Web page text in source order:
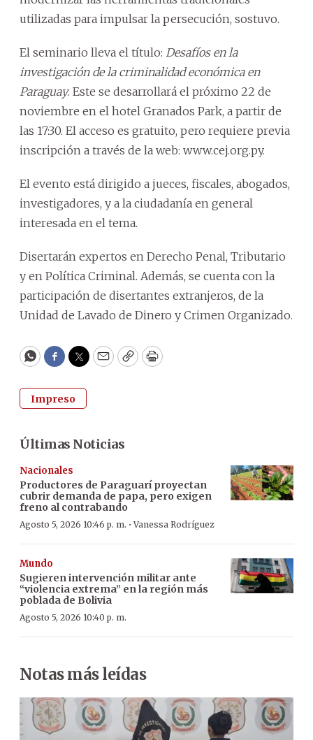
utilizadas para impulsar la persecución, sostuvo.
El seminario lleva el título: Desafíos en la
investigación de la criminalidad económica en
Paraguay. Este se desarrollará el próximo 22 de
noviembre en el hotel Granados Park, a partir de
las 17:30. El acceso es gratuito, pero requiere previa
inscripción a través de la web: www.cej.org.py.
El evento está dirigido a jueces, fiscales, abogados,
investigadores, y a la ciudadanía en general
interesada en el tema.
Disertarán expertos en Derecho Penal, Tributario
y en Política Criminal. Además, se cuenta con la
participación de disertantes extranjeros, de la
Unidad de Lavado de Dinero y Crimen Organizado.
WhatsApp
Facebook
Twitter
EmailCopyPrint
Impreso
Últimas Noticias
Nacionales
Productores de Paraguarí proyectan
cubrir demanda de papa, pero exigen
freno al contrabando
Agosto 5, 2026 10:46 p. m. ·Vanessa Rodríguez
Mundo
Sugieren intervención militar ante
“violencia extrema” en la región más
poblada de Bolivia
Agosto 5, 2026 10:40 p. m.
Notas más leídas